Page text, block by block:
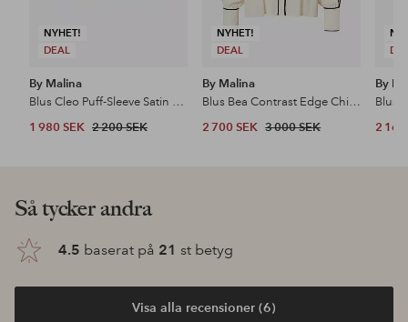
NYHET!
DEAL
By Malina
Blus Cleo Puff-Sleeve Satin Blouse
1 980 SEK 2 200 SEK
NYHET!
DEAL
By Malina
Blus Bea Contrast Edge Chiffon Blouse
2 700 SEK 3 000 SEK
By
Blus
2 160
Så tycker andra
4.5 baserat på 21 st betyg
Visa alla recensioner (6)